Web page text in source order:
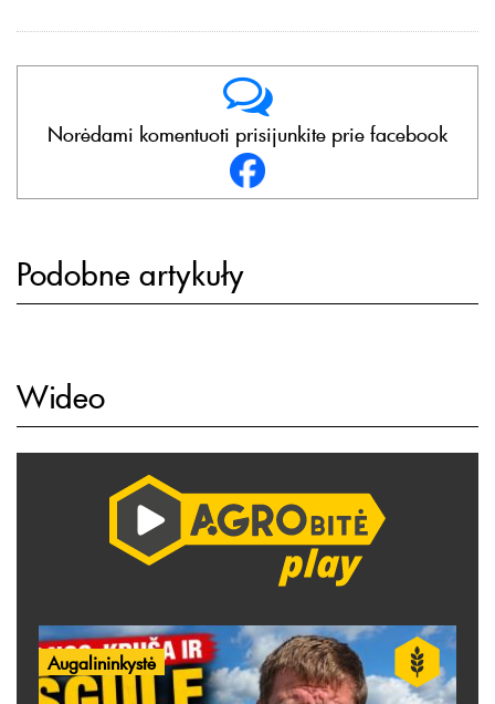
Norėdami komentuoti prisijunkite prie facebook
Podobne artykuły
Wideo
Augalininkystė